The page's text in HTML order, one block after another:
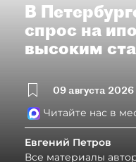
В
спрос на
высоким
09 августа 2026
Читайте нас в
Евгений Петров
Все материалы